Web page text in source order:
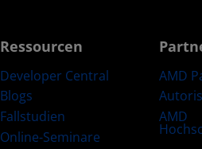
Ressourcen
Developer Central
Blogs
Fallstudien
Online-Seminare
AMD
AMD